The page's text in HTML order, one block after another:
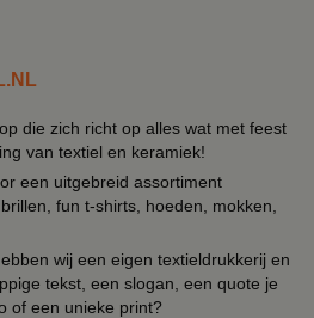
die zich richt op alles wat met feest
van textiel en keramiek!
een uitgebreid assortiment
fun t-shirts, hoeden, mokken,
wij een eigen textieldrukkerij en
tekst, een slogan, een quote je
of een unieke print?